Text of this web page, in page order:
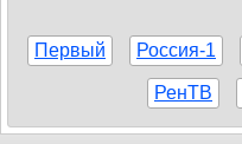
Первый Россия-1
РенТВ